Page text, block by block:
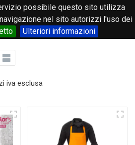
possibile questo sito utilizza
nel sito autorizzi l'uso dei
Ulteriori informazioni
0
iva esclusa